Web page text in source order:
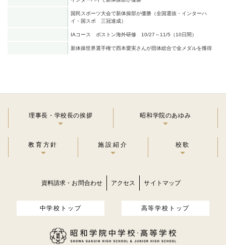
国民スポーツ大会で新体操部が優勝（全国選抜・インターハ
イ・国スポ 三冠達成）
IAコース ボストン海外研修 10/27～11/5（10日間）
新体操世界選手権で西本愛実さんが団体総合で金メダルを獲得
理事長・学校長の挨拶 昭和学院のあゆみ
教育方針 施設紹介 校歌
資料請求・お問合わせ アクセス サイトマップ
中学校トップ 高等学校トップ